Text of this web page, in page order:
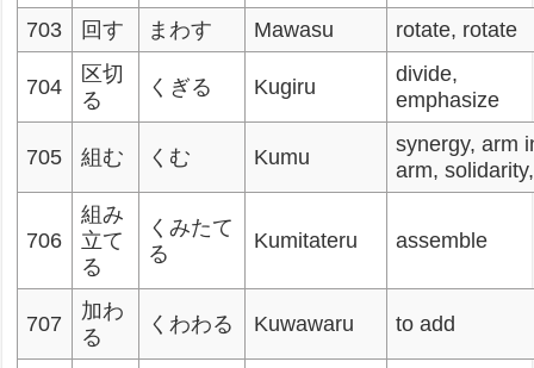
703
回す まわす Mawasu rotate, rotate
704
区切
る
くぎる Kugiru
divide,
emphasize
705 組む くむ Kumu
synergy, arm
arm, solidarity,
706
組み
立て
る
くみたて
る
Kumitateru assemble
707
加わ
る
くわわる Kuwawaru to add